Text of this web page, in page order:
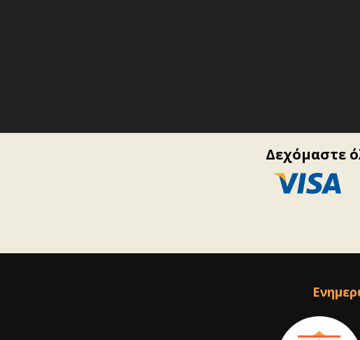
Δεχόμαστε